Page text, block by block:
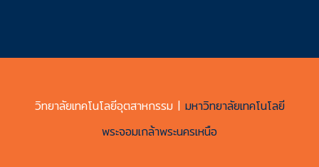
วิทยาลัยเทคโนโลยีอุตสาหกรรม | มหาวิทยาลัยเทคโนโลยี
พระจอมเกล้าพระนครเหนือ